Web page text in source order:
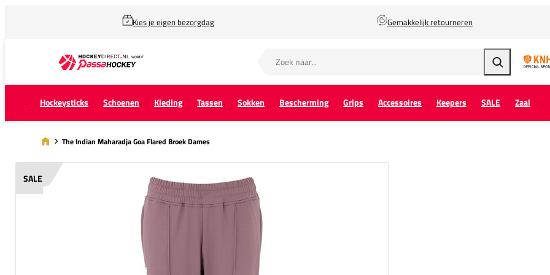
Kies je eigen bezorgdag Gemakkelijk retourneren
Zoeken
Hockeysticks Schoenen Kleding Tassen Sokken Bescherming Grips Accessoires Keepers SALE Zaal
The Indian Maharadja Goa Flared Broek Dames
SALE